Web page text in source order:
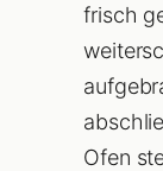
frisch
Ofen